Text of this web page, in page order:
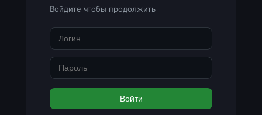
Войдите чтобы продолжить
Войти